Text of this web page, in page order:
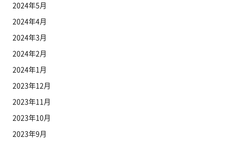
2024年5月
2024年4月
2024年3月
2024年2月
2024年1月
2023年12月
2023年11月
2023年10月
2023年9月